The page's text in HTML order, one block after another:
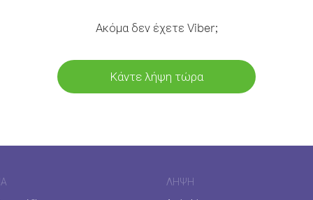
Ακόμα δεν έχετε Viber;
Κάντε λήψη τώρα
ΛΉΨΗ